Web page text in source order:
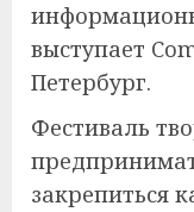
выступает
Петербург.
Фестиваль
закрепиться